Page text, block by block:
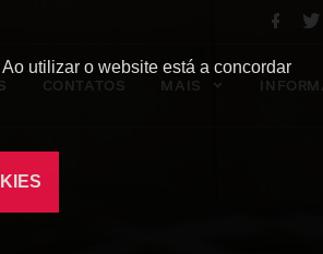
CONTATOS MAIS
utilizar o website está a concordar